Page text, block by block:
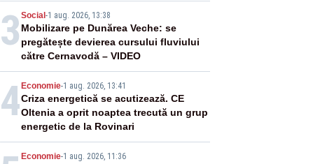
3 Social -1 aug. 2026, 13:38
Mobilizare pe Dunărea Veche: se
pregătește devierea cursului fluviului
către Cernavodă – VIDEO
4 Economie-1 aug. 2026, 13:41
Criza energetică se acutizează. CE
Oltenia a oprit noaptea trecută un grup
energetic de la Rovinari
Economie-1 aug. 2026, 11:36